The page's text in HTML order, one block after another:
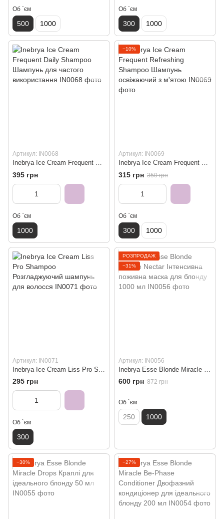
Об `єм
500 1000
Об `єм
300 1000
Артикул: IN0068
Inebrya Ice Cream Frequent Daily Shampoo Шампунь для частого використання
395 грн
Об `єм
1000
−10%
Артикул: IN0069
Inebrya Ice Cream Frequent Refreshing Shampoo Шампунь освіжаючий з м'ятою
315 грн 350 грн
Об `єм
300 1000
Артикул: IN0071
295 грн
Об `єм
300
РОЗПРОДАЖ
−31%
Артикул: IN0056
600 грн 872 грн
Об `єм
250 1000
−30% −27%